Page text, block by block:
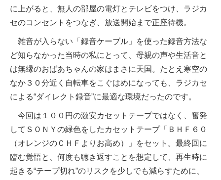
に上がると、無人の部屋の電灯とテレビをつけ、ラジカ
セのコンセントをつなぎ、放送開始まで正座待機。
雑音が入らない「録音ケーブル」を使った録音方法な
ど知らなかった当時の私にとって、母親の声や生活音と
は無縁のおばあちゃんの家はまさに天国。たとえ寒空の
なか３０分近く自転車をこぐはめになっても、ラジカセ
による“ダイレクト録音”に最適な環境だったのです。
今回は１００円の激安カセットテープではなく、奮発
してＳＯＮＹの緑色をしたカセットテープ「ＢＨＦ６０
（オレンジのＣＨＦよりお高め）」をセット。最終回に
臨む覚悟と、何度も聴き返すことを想定して、再生時に
起きる“テープ切れ”のリスクを少しでも減らすために、